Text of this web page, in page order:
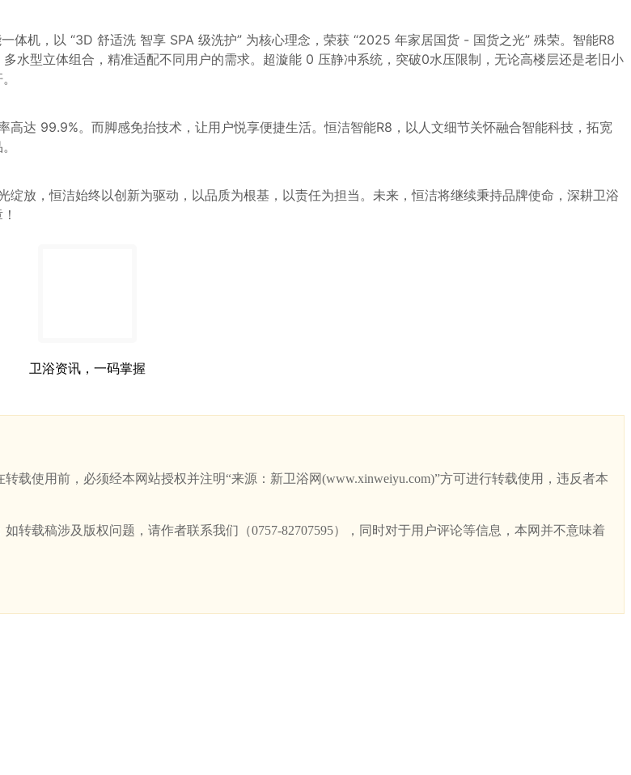
机，以 “3D 舒适洗 智享 SPA 级洗护” 为核心理念，荣获 “2025 年家居国货 - 国货之光” 殊荣。 智能R8
水型立体组合，精准适配不同用户的需求。超漩能 0 压静冲系统，突破0水压限制，无论高楼层还是老旧小
高达 99.9%。而脚感免抬技术， 让用户悦享便捷生活。恒洁智能R8，以人文细节关怀融合智能科技，拓宽
放，恒洁始终以创新为驱动，以品质为根基，以责任为担当。未来，恒洁将继续秉持品牌使命，深耕卫浴
卫浴资讯，一码掌握
载使用前，必须经本网站授权并注明“来源：新卫浴网(www.xinweiyu.com)”方可进行转载使用，违反者本
转载稿涉及版权问题，请作者联系我们（0757-82707595），同时对于用户评论等信息，本网并不意味着